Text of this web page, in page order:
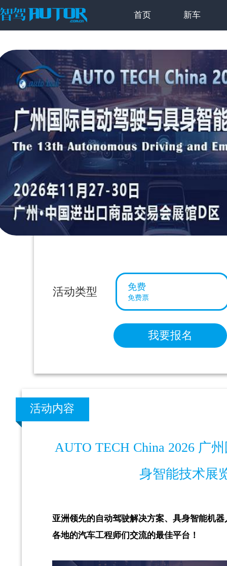
首页 新车
活动类型 免费
免费票
我要报名
活动内容
AUTO TECH China 2026 广
身智能技术展
亚洲领先的自动驾驶解决方案、具身智能机
各地的汽车工程师们交流的最佳平台！